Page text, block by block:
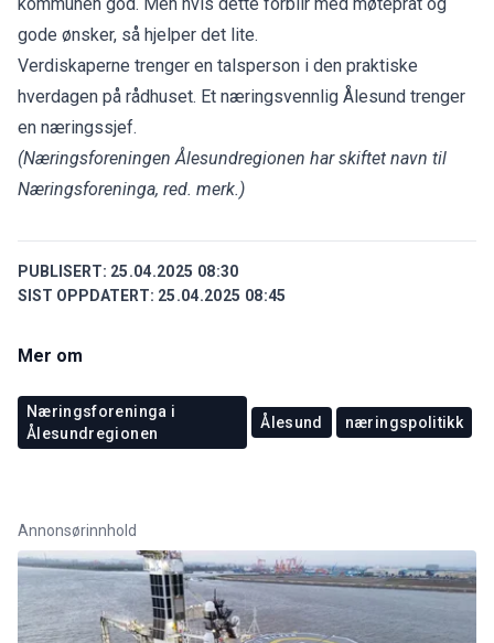
gode ønsker, så hjelper det lite.
Verdiskaperne trenger en talsperson i den praktiske
hverdagen på rådhuset. Et næringsvennlig Ålesund trenger
en næringssjef.
(Næringsforeningen Ålesundregionen har skiftet navn til
Næringsforeninga, red. merk.)
PUBLISERT: 25.04.2025 08:30
SIST OPPDATERT: 25.04.2025 08:45
Mer om
Næringsforeninga i
Ålesundregionen
Ålesund næringspolitikk
Annonsørinnhold